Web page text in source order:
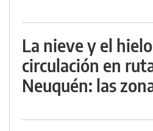
La nieve y el
circulación en
Neuquén: las